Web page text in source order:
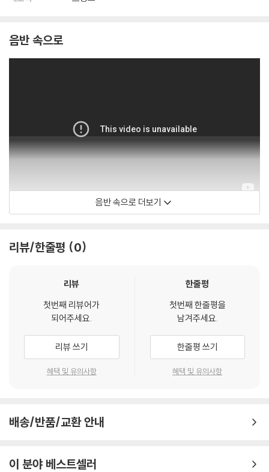
지되도록 디스크 센터 홀 구경이 작게 제작되는 경우가 있습니다. 턴테이
※ 컬러 디스크
아래에 해당하는 경우는 불량이 아니므로 개봉 후 반품/교환이 불가합니
2) 컬러 디스크의 특성상 제작 공정시 앨범마다 색상 차이가 나는 경우도
있습니다.
등이 발생할 수 있습니다.
1) 불량으로 인한 반품/교환 요청 시에는 불량 확인을 위해 개봉 시의 동영
관련 사진과 동영상 및 재생 기기 모델명을 첨부하여 첨부하여 고객센터에
문의 바랍니다.
2) LP는 잦은 배송 과정에서 재킷에 손상이 발생할 가능성이 높고 재판매
가 어려우므로 신중한 구매를 부탁드립니다.
음반 속으로
음반 속으로 더보기
리뷰/한줄평 0
리뷰
첫번째 리뷰어가
되어주세요.
리뷰 쓰기
혜택 및 유의사항
한줄평
첫번째 한줄평을
남겨주세요.
한줄평 쓰기
혜택 및 유의사항
배송/반품/교환 안내
이 분야 베스트셀러